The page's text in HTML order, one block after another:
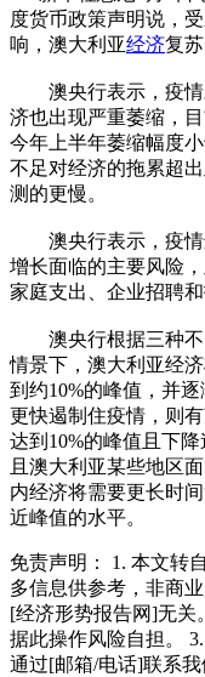
度货币政策声明说，
响，澳大利亚经济复
澳央行表示，疫情
济也出现严重萎缩，
今年上半年萎缩幅度
不足对经济的拖累超
测的更慢。
澳央行表示，疫情
增长面临的主要风险
家庭支出、企业招聘
澳央行根据三种不
情景下，澳大利亚经
到约10%的峰值，并
更快遏制住疫情，则
达到10%的峰值且下
且澳大利亚某些地区
内经济将需要更长时
近峰值的水平。
免责声明： 1. 本文转
多信息供参考，非商
[经济形势报告网]无关
据此操作风险自担。
通过[邮箱/电话]联系